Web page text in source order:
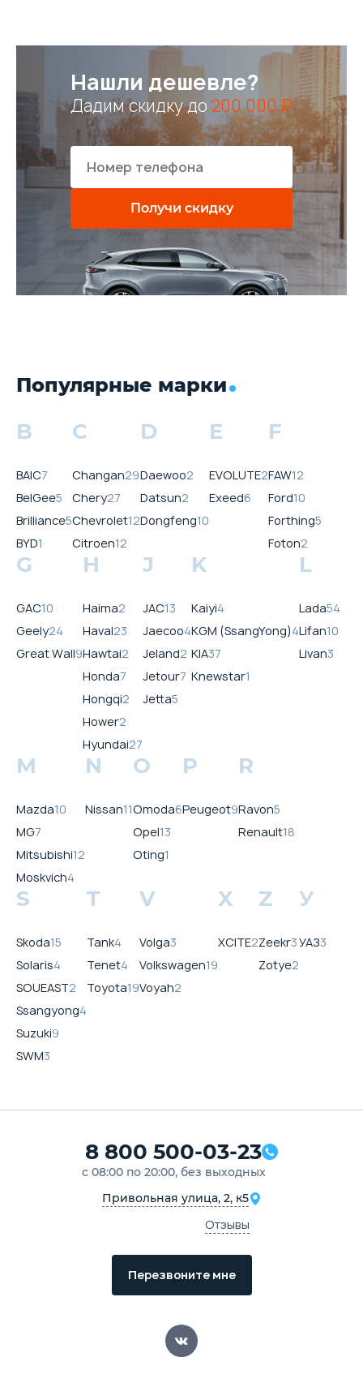
Нашли дешевле?
Дадим скидку до 200 000 ₽
Получи скидку
Популярные марки
B
BAIC7
BelGee5
Brilliance5
BYD1
C
Changan29
Chery27
Chevrolet12
Citroen12
D
Daewoo2
Datsun2
Dongfeng10
E
EVOLUTE2
Exeed6
F
FAW12
Ford10
Forthing5
Foton2
G
GAC10
Geely24
Great Wall9
H
Haima2
Haval23
Hawtai2
Honda7
Hongqi2
Hower2
Hyundai27
J
JAC13
Jaecoo4
Jeland2
Jetour7
Jetta5
K
Kaiyi4
KGM (SsangYong)4
KIA37
Knewstar1
L
Lada54
Lifan10
Livan3
M
Mazda10
MG7
Mitsubishi12
Moskvich4
N
Nissan11
O
Omoda6
Opel13
Oting1
P
Peugeot9
R
Ravon5
Renault18
S
Skoda15
Solaris4
SOUEAST2
Ssangyong4
Suzuki9
SWM3
T
Tank4
Tenet4
Toyota19
V
Volga3
Volkswagen19
Voyah2
X
XCITE2
Z
Zeekr3
Zotye2
У
УАЗ3
8 800 500-03-23
с 08:00 по 20:00, без выходных
Привольная улица, 2, к5
Отзывы
Перезвоните мне